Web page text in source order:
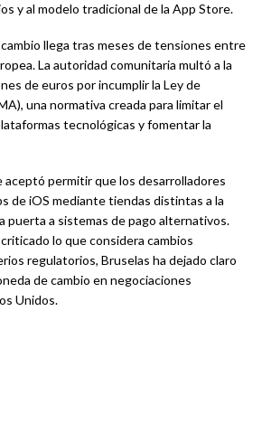
y al modelo tradicional de la App Store.
llega tras meses de tensiones entre
La autoridad comunitaria multó a la
de euros por incumplir la Ley de
una normativa creada para limitar el
tecnológicas y fomentar la
aceptó permitir que los desarrolladores
de iOS mediante tiendas distintas a la
puerta a sistemas de pago alternativos.
lo que considera cambios
regulatorios, Bruselas ha dejado claro
de cambio en negociaciones
Unidos.